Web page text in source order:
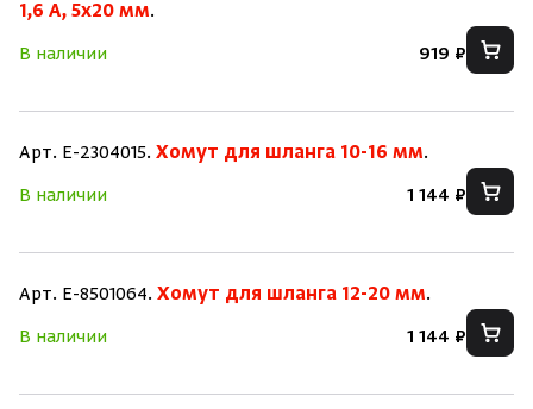
1,6 A, 5x20 мм.
В наличии
919 ₽
Арт. E-2304015. Хомут для шланга 10-16 мм.
В наличии
1 144 ₽
Арт. E-8501064. Хомут для шланга 12-20 мм.
В наличии
1 144 ₽